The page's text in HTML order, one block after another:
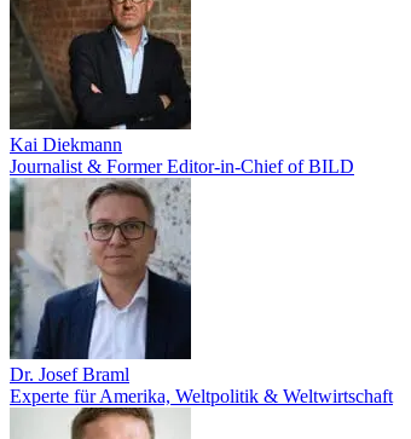
Kai Diekmann
Journalist & Former Editor-in-Chief of BILD
Dr. Josef Braml
Experte für Amerika, Weltpolitik & Weltwirtschaft